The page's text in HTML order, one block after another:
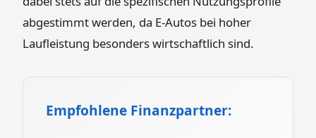
abgestimmt werden, da E-Autos bei hoher
Laufleistung besonders wirtschaftlich sind.
Empfohlene Finanzpartner: